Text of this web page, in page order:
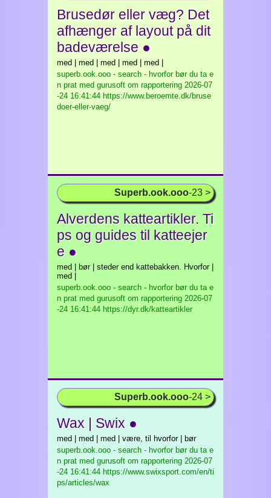
Brusedør eller væg? Det
afhænger af layout på dit
badeværelse ●
med | med | med | med | med |
superb.ook.ooo - search - hvorfor bør du ta e
n prat med gurusoft om rapportering 2026-07
-24 16:41:44 https://www.beroemte.dk/bruse
doer-eller-vaeg/
Superb.ook.ooo-23 >
Alverdens katteartikler. Ti
ps og guides til katteejer
e ●
med | bør | steder end kattebakken. Hvorfor |
med |
superb.ook.ooo - search - hvorfor bør du ta e
n prat med gurusoft om rapportering 2026-07
-24 16:41:44 https://dyr.dk/katteartikler
Superb.ook.ooo-24 >
Wax | Swix ●
med | med | med | være, til hvorfor | bør
superb.ook.ooo - search - hvorfor bør du ta e
n prat med gurusoft om rapportering 2026-07
-24 16:41:44 https://www.swixsport.com/en/ti
ps/articles/wax